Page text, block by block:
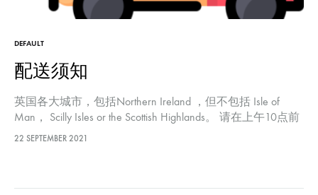
DEFAULT
配送须知
英国各大城市，包括Northern Ireland ，但不包括 Isle of
Man， Scilly Isles or the Scottish Highlands。 请在上午10点前
下订单，以便次日送达。 我们的快递只在周二至周六工
22 SEPTEMBER 2021